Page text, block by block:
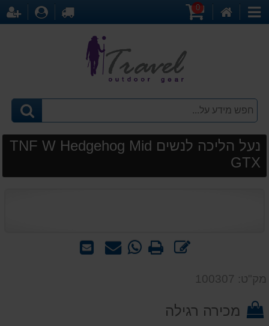
קטגוריות
0
לקופה
נעל הליכה לנשים TNF W Hedgehog Mid
GTX
שלח
שאל WhatsApp
הדפס
מק"ט: 100307
מכירה רגילה